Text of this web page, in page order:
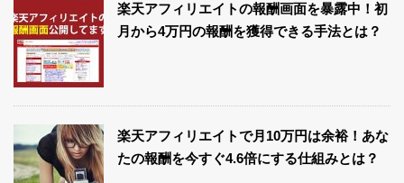
楽天アフィリエイトの報酬画面を暴露中！初
月から4万円の報酬を獲得できる手法とは？
楽天アフィリエイトで月10万円は余裕！あな
たの報酬を今すぐ4.6倍にする仕組みとは？